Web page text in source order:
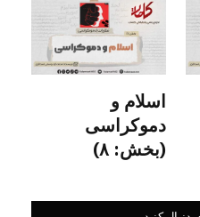
اسلام و
دموکراسی
(بخش: ۸)